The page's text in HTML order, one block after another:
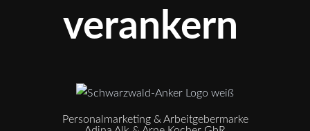
verankern
Personalmarketing & Arbeitgebermarke